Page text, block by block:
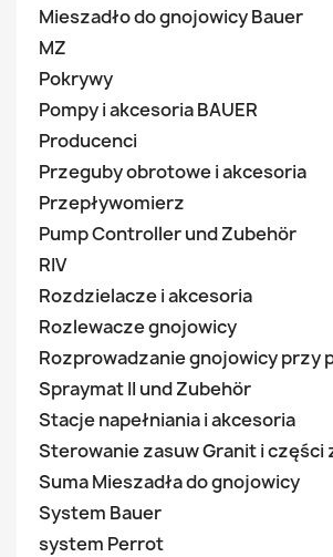
Mieszadło do gnojowicy Bauer
MZ
Pokrywy
Pompy i akcesoria BAUER
Producenci
Przeguby obrotowe i akcesoria
Przepływomierz
Pump Controller und Zubehör
RIV
Rozdzielacze i akcesoria
Rozlewacze gnojowicy
Rozprowadzanie gnojowicy przy
Spraymat II und Zubehör
Stacje napełniania i akcesoria
Sterowanie zasuw Granit i części
Suma Mieszadła do gnojowicy
System Bauer
system Perrot